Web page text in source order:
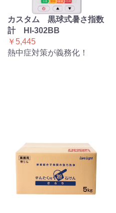
カスタム 黒球式暑さ指数
計 HI-302BB
￥5,445
熱中症対策が義務化！